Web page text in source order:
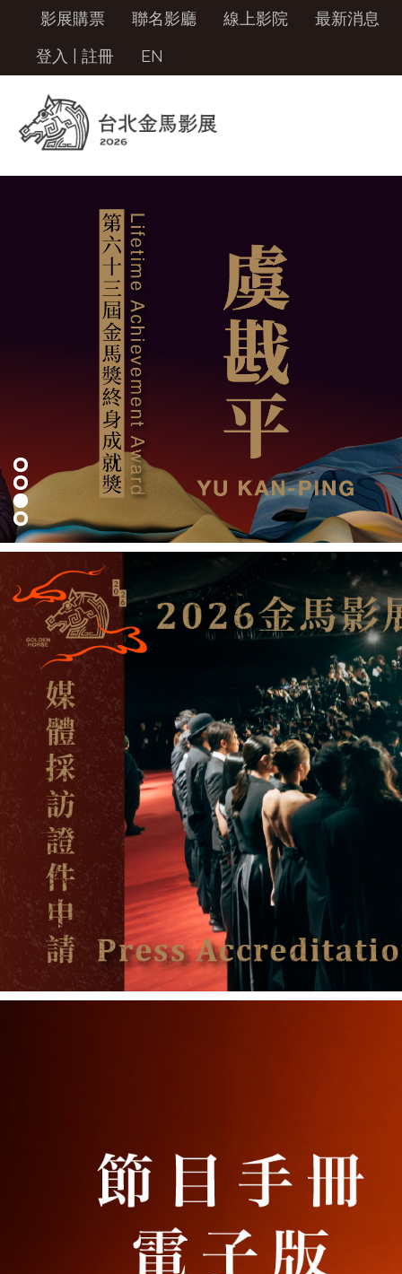
影展購票 聯名影廳 線上影院
最新消息
登入
註冊 EN